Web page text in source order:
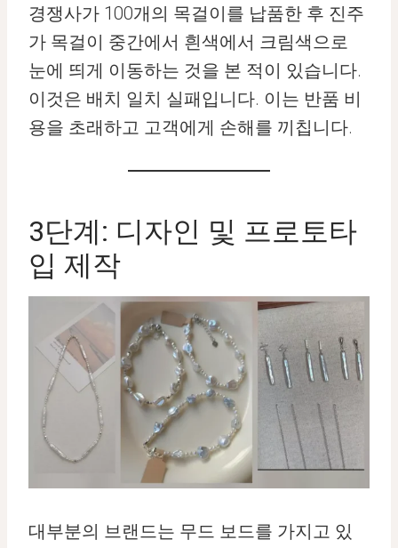
경쟁사가 100개의 목걸이를 납품한 후 진주
가 목걸이 중간에서 흰색에서 크림색으로
눈에 띄게 이동하는 것을 본 적이 있습니다.
이것은 배치 일치 실패입니다. 이는 반품 비
용을 초래하고 고객에게 손해를 끼칩니다.
3단계: 디자인 및 프로토타
입 제작
대부분의 브랜드는 무드 보드를 가지고 있